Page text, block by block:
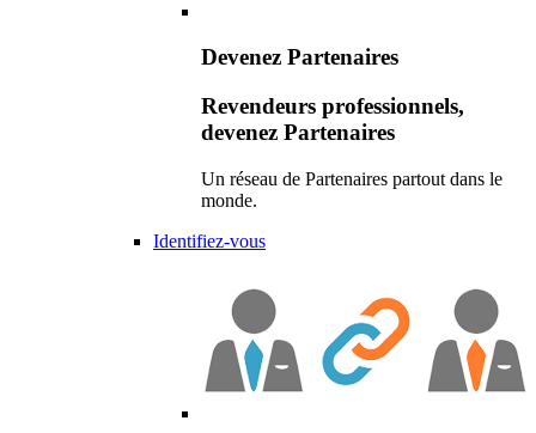
Devenez Partenaires
Revendeurs professionnels,
devenez Partenaires
Un réseau de Partenaires partout dans le
monde.
Identifiez-vous